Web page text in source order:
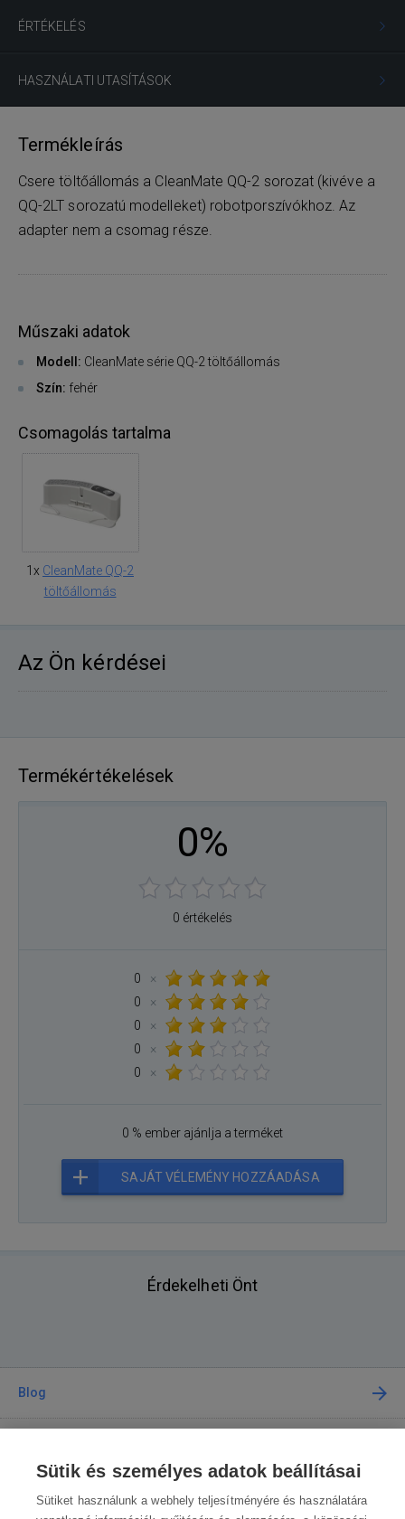
ÉRTÉKELÉS
HASZNÁLATI UTASÍTÁSOK
Termékleírás
Csere töltőállomás a CleanMate QQ-2 sorozat (kivéve a
QQ-2LT sorozatú modelleket) robotporszívókhoz. Az
adapter nem a csomag része.
Műszaki adatok
Modell: CleanMate série QQ-2 töltőállomás
Szín: fehér
Csomagolás tartalma
1x CleanMate QQ-2
töltőállomás
Az Ön kérdései
Termékértékelések
0%
0 értékelés
0
×
0
×
0
×
0
×
0
×
0 % ember ajánlja a terméket
SAJÁT VÉLEMÉNY HOZZÁADÁSA
Érdekelheti Önt
Blog
A vásárlásról
Sütik és személyes adatok beállításai
Sütiket használunk a webhely teljesítményére és használatára